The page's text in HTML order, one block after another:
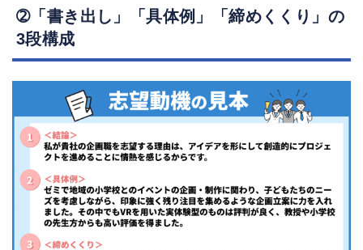
➁「書き出し」「具体例」「締めくくり」の
3段構成